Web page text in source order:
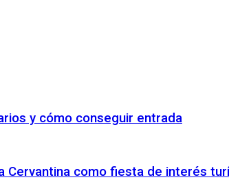
y cómo conseguir entrada
Cervantina como fiesta de interés